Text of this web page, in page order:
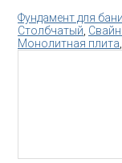
Фундамент для бани
Столбчатый
Монолитная плита